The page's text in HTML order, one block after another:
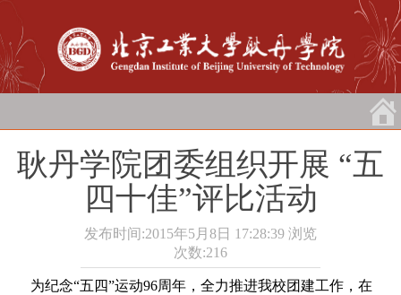
耿丹学院团委组织开展 “五
四十佳”评比活动
发布时间:2015年5月8日 17:28:39 浏览
次数:216
为纪念“五四”运动96周年，全力推进我校团建工作，在